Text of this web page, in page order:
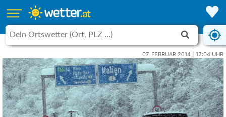
07. FEBRUAR 2014 | 12:04 UHR